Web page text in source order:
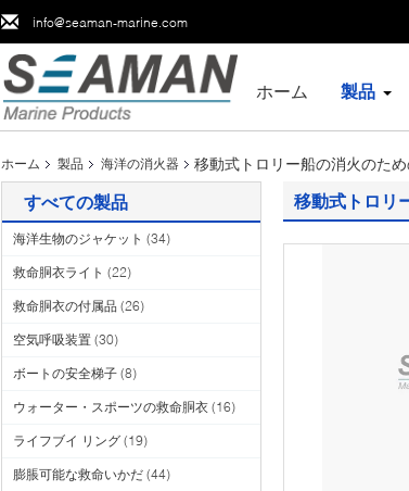
info@seaman-marine.com
ホーム 製品
ホーム 製品 海洋の消火器 移動式トロリー船の消火のた
すべての製品
海洋生物のジャケット (34)
救命胴衣ライト (22)
救命胴衣の付属品 (26)
空気呼吸装置 (30)
ボートの安全梯子 (8)
ウォーター・スポーツの救命胴衣 (16)
ライフブイ リング (19)
膨脹可能な救命いかだ (44)
移動式トロリ